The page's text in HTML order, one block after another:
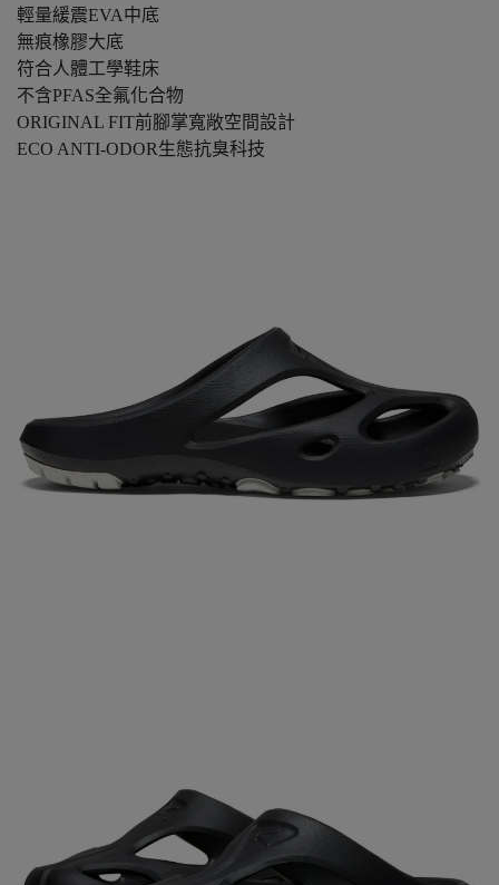
輕量緩震EVA中底
無痕橡膠大底
符合人體工學鞋床
不含PFAS全氟化合物
ORIGINAL FIT前腳掌寬敞空間設計
ECO ANTI-ODOR生態抗臭科技